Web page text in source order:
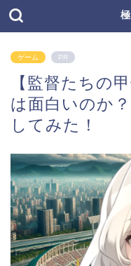
ゲーム PR
【監督たちの
は面白いのか
してみた！